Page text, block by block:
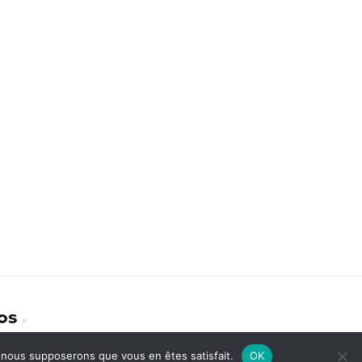
supposerons que vous en êtes satisfait. OK